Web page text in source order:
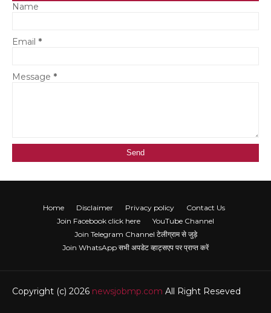
Name
Email *
Message *
Home Disclaimer Privacy policy
Contact Us
Join Facebook click here
YouTube Channel
Join Telegram Channel टेलीग्राम से जुड़े
Join WhatsApp सभी अपडेट व्हाट्सएप पर प्राप्त करें
Copyright (c) 2026 newsjobmp.com All Right Reseved